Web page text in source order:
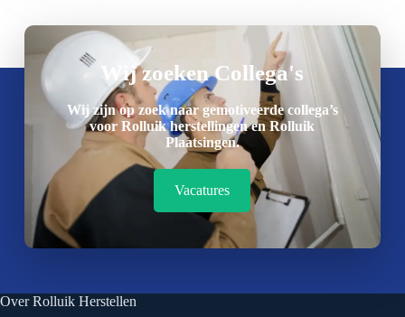
Wij zoeken Collega's
Wij zijn op zoek naar gemotiveerde collega’s
voor Rolluik herstellingen en Rolluik
Plaatsingen.
Vacatures
Over Rolluik Herstellen